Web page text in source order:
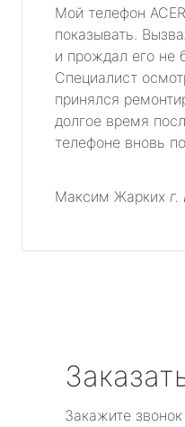
Мой телефон
показывать.
и прождал его не
Специалист
принялся
долгое время
телефоне вновь
Максим Жарких г.
Закажите